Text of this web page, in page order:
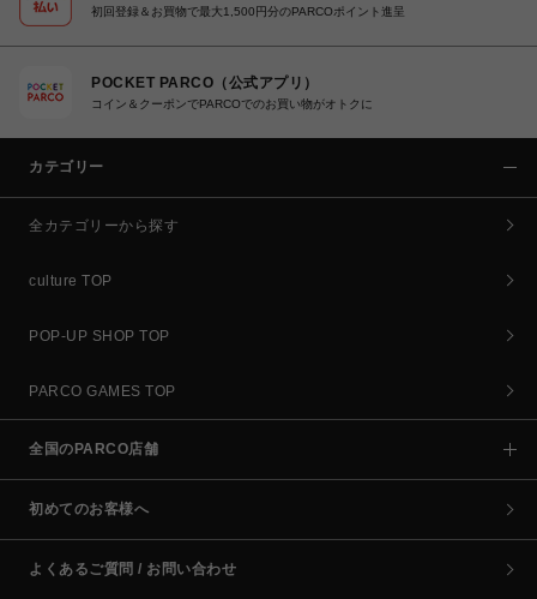
初回登録＆お買物で最大1,500円分のPARCOポイント進呈
POCKET PARCO（公式アプリ）
コイン＆クーポンでPARCOでのお買い物がオトクに
カテゴリー
全カテゴリーから探す
culture TOP
POP-UP SHOP TOP
PARCO GAMES TOP
全国のPARCO店舗
初めてのお客様へ
よくあるご質問 / お問い合わせ